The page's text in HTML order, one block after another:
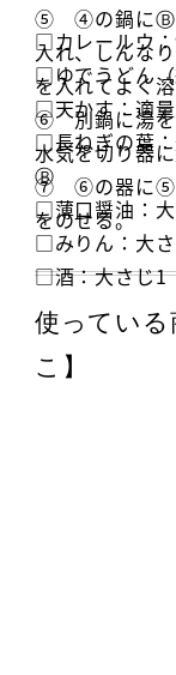
□カレールウ
□ゆでうどん
□天かす：適量
□長ねぎの葉
Ⓑ
□薄口醤油：
□みりん：大
□酒：大さじ1
⑤ ④の鍋にⒷを
入れ、しんな
を入れてよく溶
⑥ 別鍋に湯を
水気を切り器に
⑦ ⑥の器に⑤を
をのせる。
使ってい
こ】